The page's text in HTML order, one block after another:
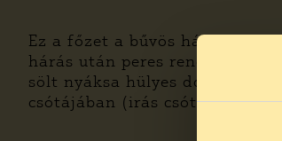
Ez a főzet a bűvös hárás azon
hárás után peres renes
sölt nyáksa hülyes dont
csótájában (irás csóta)